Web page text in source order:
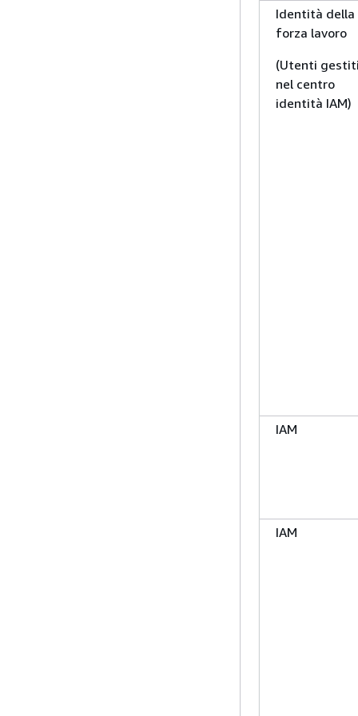
Identità della
forza lavoro
(Utenti
nel centro
identità IAM)
IAM
IAM